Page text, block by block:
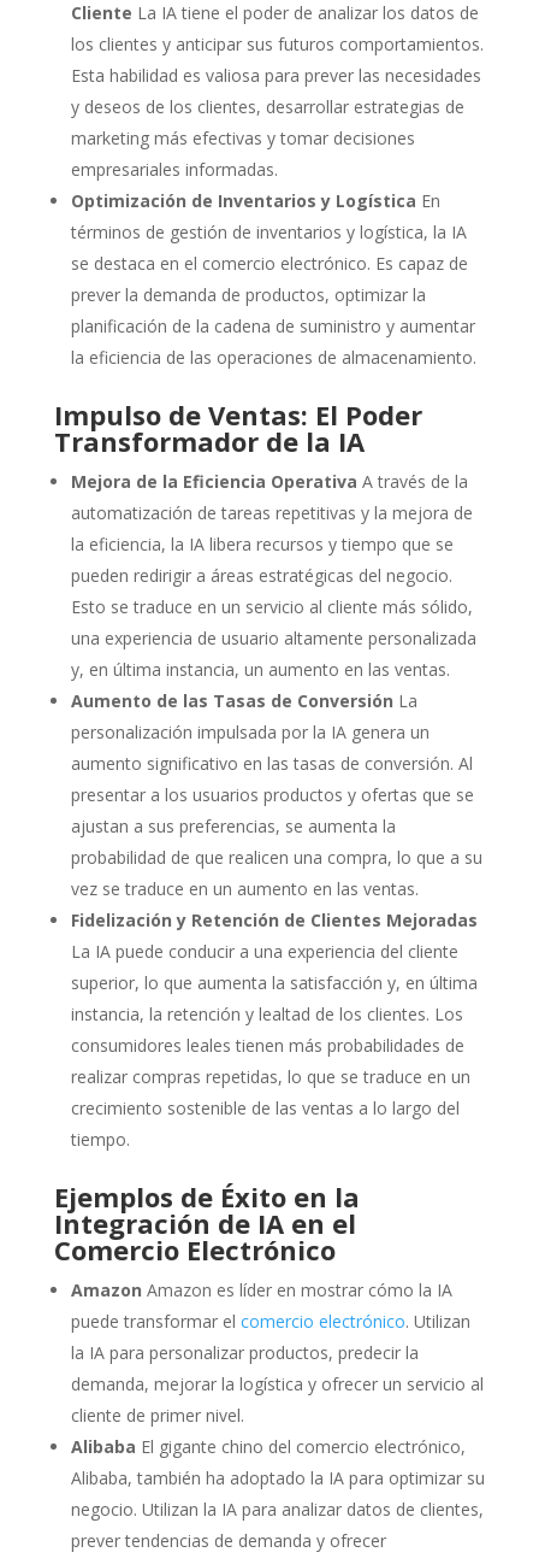
Cliente La IA tiene el poder de analizar los datos de
los clientes y anticipar sus futuros comportamientos.
Esta habilidad es valiosa para prever las necesidades
y deseos de los clientes, desarrollar estrategias de
marketing más efectivas y tomar decisiones
empresariales informadas.
Optimización de Inventarios y Logística En
términos de gestión de inventarios y logística, la IA
se destaca en el comercio electrónico. Es capaz de
prever la demanda de productos, optimizar la
planificación de la cadena de suministro y aumentar
la eficiencia de las operaciones de almacenamiento.
Impulso de Ventas: El Poder
Transformador de la IA
Mejora de la Eficiencia Operativa A través de la
automatización de tareas repetitivas y la mejora de
la eficiencia, la IA libera recursos y tiempo que se
pueden redirigir a áreas estratégicas del negocio.
Esto se traduce en un servicio al cliente más sólido,
una experiencia de usuario altamente personalizada
y, en última instancia, un aumento en las ventas.
Aumento de las Tasas de Conversión La
personalización impulsada por la IA genera un
aumento significativo en las tasas de conversión. Al
presentar a los usuarios productos y ofertas que se
ajustan a sus preferencias, se aumenta la
probabilidad de que realicen una compra, lo que a su
vez se traduce en un aumento en las ventas.
Fidelización y Retención de Clientes Mejoradas
La IA puede conducir a una experiencia del cliente
superior, lo que aumenta la satisfacción y, en última
instancia, la retención y lealtad de los clientes. Los
consumidores leales tienen más probabilidades de
realizar compras repetidas, lo que se traduce en un
crecimiento sostenible de las ventas a lo largo del
tiempo.
Ejemplos de Éxito en la
Integración de IA en el
Comercio Electrónico
Amazon Amazon es líder en mostrar cómo la IA
puede transformar el comercio electrónico. Utilizan
la IA para personalizar productos, predecir la
demanda, mejorar la logística y ofrecer un servicio al
cliente de primer nivel.
Alibaba El gigante chino del comercio electrónico,
Alibaba, también ha adoptado la IA para optimizar su
negocio. Utilizan la IA para analizar datos de clientes,
prever tendencias de demanda y ofrecer